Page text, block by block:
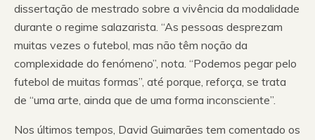
dissertação de mestrado sobre a vivência da modalidade
durante o regime salazarista. “As pessoas desprezam
muitas vezes o futebol, mas não têm noção da
complexidade do fenómeno”, nota. “Podemos pegar pelo
futebol de muitas formas”, até porque, reforça, se trata
de “uma arte, ainda que de uma forma inconsciente”.
Nos últimos tempos, David Guimarães tem comentado os